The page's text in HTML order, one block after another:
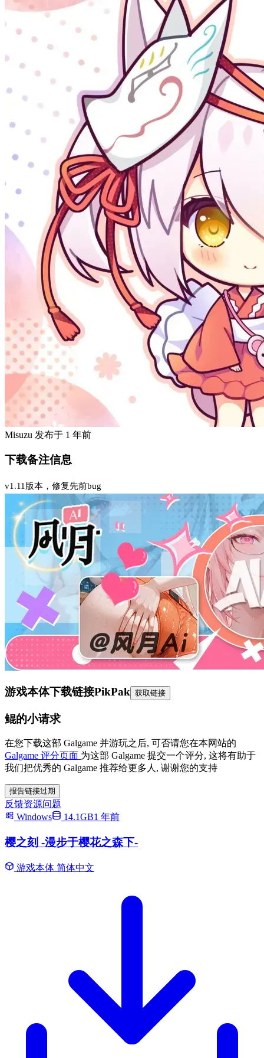
Misuzu 发布于 1 年前
下载备注信息
v1.11版本，修复先前bug
游戏本体下载链接PikPak 获取链接
鲲的小请求
在您下载这部 Galgame 并游玩之后, 可否请您在本网站的
Galgame 评分页面 为这部 Galgame 提交一个评分, 这将有助于
我们把优秀的 Galgame 推荐给更多人, 谢谢您的支持
报告链接过期
反馈资源问题
Windows
14.1GB1 年前
樱之刻 -漫步于樱花之森下-
游戏本体 简体中文